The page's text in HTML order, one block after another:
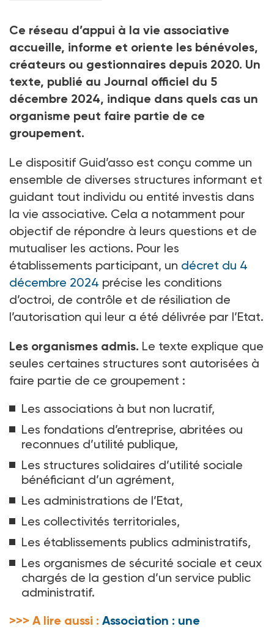
Ce réseau d’appui à la vie associative
accueille, informe et oriente les bénévoles,
créateurs ou gestionnaires depuis 2020. Un
texte, publié au Journal officiel du 5
décembre 2024, indique dans quels cas un
organisme peut faire partie de ce
groupement.
Le dispositif Guid’asso est conçu comme un
ensemble de diverses structures informant et
guidant tout individu ou entité investis dans
la vie associative. Cela a notamment pour
objectif de répondre à leurs questions et de
mutualiser les actions. Pour les
établissements participant, un décret du 4
décembre 2024 précise les conditions
d’octroi, de contrôle et de résiliation de
l’autorisation qui leur a été délivrée par l’Etat.
Les organismes admis. Le texte explique que
seules certaines structures sont autorisées à
faire partie de ce groupement :
Les associations à but non lucratif,
Les fondations d’entreprise, abritées ou
reconnues d’utilité publique,
Les structures solidaires d’utilité sociale
bénéficiant d’un agrément,
Les administrations de l’Etat,
Les collectivités territoriales,
Les établissements publics administratifs,
Les organismes de sécurité sociale et ceux
chargés de la gestion d’un service public
administratif.
>>> A lire aussi : Association : une